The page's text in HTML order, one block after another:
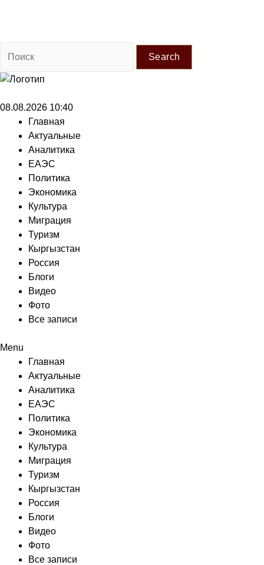
Search
08.08.2026 10:40
Главная
Актуальные
Аналитика
ЕАЭС
Политика
Экономика
Культура
Миграция
Туризм
Кыргызстан
Россия
Блоги
Видео
Фото
Все записи
Menu
Главная
Актуальные
Аналитика
ЕАЭС
Политика
Экономика
Культура
Миграция
Туризм
Кыргызстан
Россия
Блоги
Видео
Фото
Все записи